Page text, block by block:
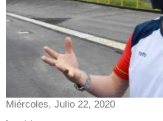
Miércoles, Julio 22, 2020